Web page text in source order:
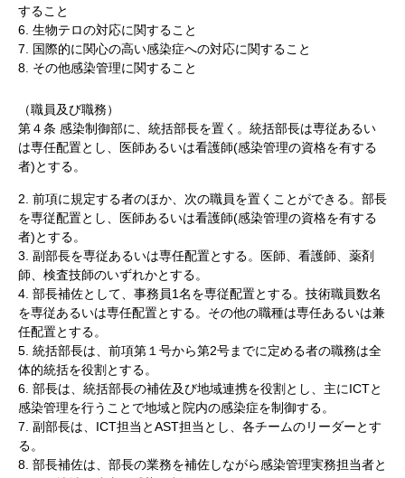
すること
6. 生物テロの対応に関すること
7. 国際的に関心の高い感染症への対応に関すること
8. その他感染管理に関すること
（職員及び職務）
第４条 感染制御部に、統括部長を置く。統括部長は専従あるい
は専任配置とし、医師あるいは看護師(感染管理の資格を有する
者)とする。
2. 前項に規定する者のほか、次の職員を置くことができる。部長
を専従配置とし、医師あるいは看護師(感染管理の資格を有する
者)とする。
3. 副部長を専従あるいは専任配置とする。医師、看護師、薬剤
師、検査技師のいずれかとする。
4. 部長補佐として、事務員1名を専従配置とする。技術職員数名
を専従あるいは専任配置とする。その他の職種は専任あるいは兼
任配置とする。
5. 統括部長は、前項第１号から第2号までに定める者の職務は全
体的統括を役割とする。
6. 部長は、統括部長の補佐及び地域連携を役割とし、主にICTと
感染管理を行うことで地域と院内の感染症を制御する。
7. 副部長は、ICT担当とAST担当とし、各チームのリーダーとす
る。
8. 部長補佐は、部長の業務を補佐しながら感染管理実務担当者と